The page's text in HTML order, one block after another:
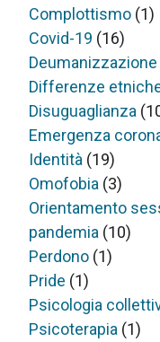
Complottismo (1)
Covid-19 (16)
Deumanizzazione
Differenze
Disuguaglianza
Emergenza
Identità (19)
Omofobia (3)
Orientamento
pandemia (10)
Perdono (1)
Pride (1)
Psicologia
Psicoterapia (1)